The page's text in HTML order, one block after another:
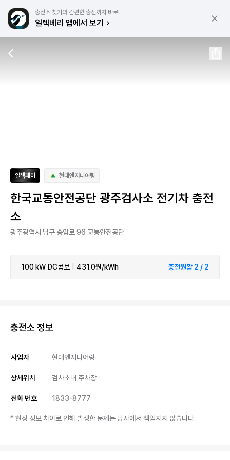
충전소 찾기와 간편한 충전까지 바로!
일렉베리 앱에서 보기
일렉페이 현대엔지니어링
한국교통안전공단 광주검사소 전기차 충전
소
광주광역시 남구 송암로 96 교통안전공단
100 kW DC콤보 431.0원/kWh 충전원활 2 / 2
충전소 정보
사업자 현대엔지니어링
상세위치 검사소내 주차장
전화 번호 1833-8777
* 현장 정보 차이로 인해 발생한 문제는 당사에서 책임지지 않습니다.